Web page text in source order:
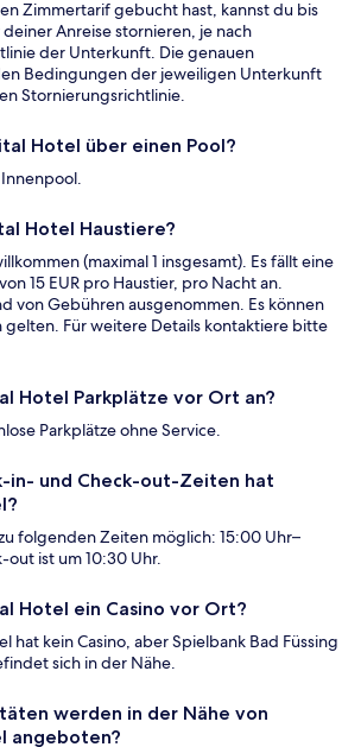
Zimmertarif gebucht hast, kannst du bis
Anreise stornieren, je nach
der Unterkunft. Die genauen
Bedingungen der jeweiligen Unterkunft
Stornierungsrichtlinie.
Hotel über einen Pool?
Hotel Haustiere?
(maximal 1 insgesamt). Es fällt eine
15 EUR pro Haustier, pro Nacht an.
von Gebühren ausgenommen. Es können
gelten. Für weitere Details kontaktiere bitte
Hotel Parkplätze vor Ort an?
Parkplätze ohne Service.
in- und Check-out-Zeiten hat
folgenden Zeiten möglich: 15:00 Uhr–
out ist um 10:30 Uhr.
Hotel ein Casino vor Ort?
hat kein Casino, aber Spielbank Bad Füssing
sich in der Nähe.
werden in der Nähe von
angeboten?